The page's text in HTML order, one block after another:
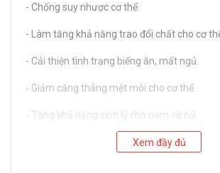
- Chống suy nhược cơ thể
- Làm tăng khả năng trao đổi chất cho cơ
- Cải thiện tình trạng biếng ăn, mất ngủ.
- Giảm căng thẳng mệt mỏi cho cơ thể.
- Tăng khả năng sinh lý cho nam và nữ.
- Chống lão hóa cho cơ thể, làm đẹp da.
Xem đầy đủ